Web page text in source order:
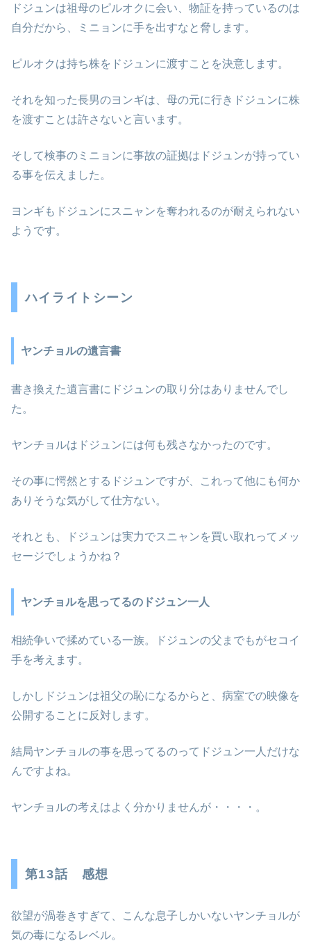
ドジュンは祖母のピルオクに会い、物証を持っているのは
自分だから、ミニョンに手を出すなと脅します。
ピルオクは持ち株をドジュンに渡すことを決意します。
それを知った長男のヨンギは、母の元に行きドジュンに株
を渡すことは許さないと言います。
そして検事のミニョンに事故の証拠はドジュンが持ってい
る事を伝えました。
ヨンギもドジュンにスニャンを奪われるのが耐えられない
ようです。
ハイライトシーン
ヤンチョルの遺言書
書き換えた遺言書にドジュンの取り分はありませんでし
た。
ヤンチョルはドジュンには何も残さなかったのです。
その事に愕然とするドジュンですが、これって他にも何か
ありそうな気がして仕方ない。
それとも、ドジュンは実力でスニャンを買い取れってメッ
セージでしょうかね？
ヤンチョルを思ってるのドジュン一人
相続争いで揉めている一族。ドジュンの父までもがセコイ
手を考えます。
しかしドジュンは祖父の恥になるからと、病室での映像を
公開することに反対します。
結局ヤンチョルの事を思ってるのってドジュン一人だけな
んですよね。
ヤンチョルの考えはよく分かりませんが・・・・。
第13話 感想
欲望が渦巻きすぎて、こんな息子しかいないヤンチョルが
気の毒になるレベル。